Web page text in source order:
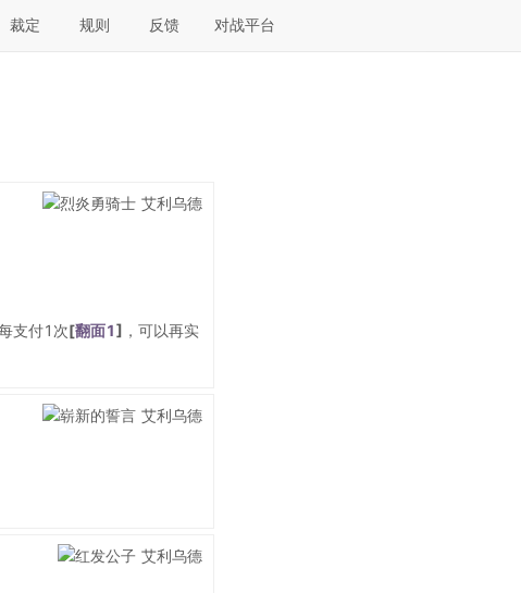
裁定 规则 反馈 对战平台
支付1次[翻面1] ，可以再实